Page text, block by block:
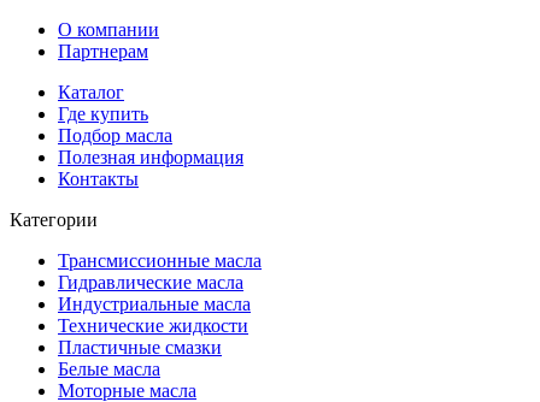
О компании
Партнерам
Каталог
Где купить
Подбор масла
Полезная информация
Контакты
Категории
Трансмиссионные масла
Гидравлические масла
Индустриальные масла
Технические жидкости
Пластичные смазки
Белые масла
Моторные масла